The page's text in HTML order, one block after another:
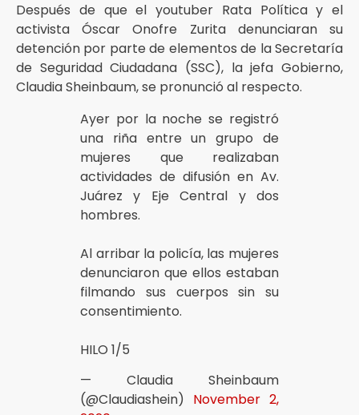
Después de que el youtuber Rata Política y el
activista Óscar Onofre Zurita denunciaran su
detención por parte de elementos de la Secretaría
de Seguridad Ciudadana (SSC), la jefa Gobierno,
Claudia Sheinbaum, se pronunció al respecto.
Ayer por la noche se registró
una riña entre un grupo de
mujeres que realizaban
actividades de difusión en Av.
Juárez y Eje Central y dos
hombres.
Al arribar la policía, las mujeres
denunciaron que ellos estaban
filmando sus cuerpos sin su
consentimiento.
HILO 1/5
— Claudia Sheinbaum
(@Claudiashein) November 2,